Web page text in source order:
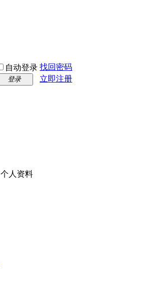
自动登录 找回密码
登录 立即注册
个人资料